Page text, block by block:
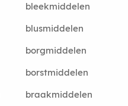
bleekmiddelen
blusmiddelen
borgmiddelen
borstmiddelen
braakmiddelen